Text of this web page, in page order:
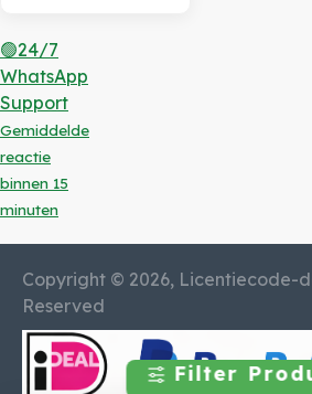
🟢24/7
WhatsApp
Support
Gemiddelde
reactie
binnen 15
minuten
Copyright © 2026, Licentiecode-
Reserved
Filter